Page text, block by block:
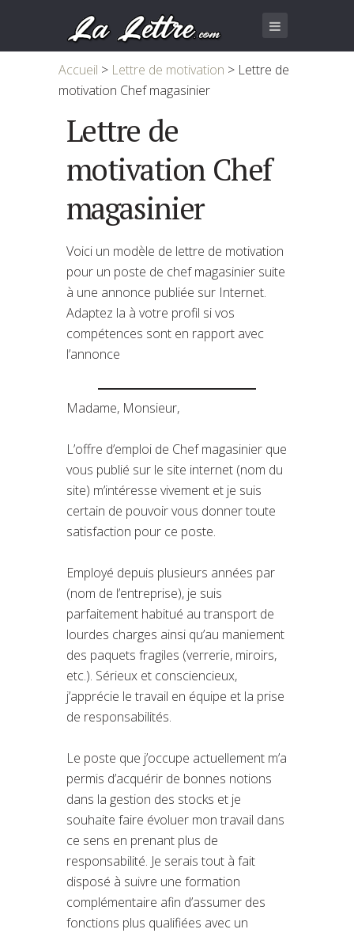
Accueil > Lettre de motivation > Lettre de
motivation Chef magasinier
Lettre de
motivation Chef
magasinier
Voici un modèle de lettre de motivation
pour un poste de chef magasinier suite
à une annonce publiée sur Internet.
Adaptez la à votre profil si vos
compétences sont en rapport avec
l’annonce
Madame, Monsieur,
L’offre d’emploi de Chef magasinier que
vous publié sur le site internet (nom du
site) m’intéresse vivement et je suis
certain de pouvoir vous donner toute
satisfaction pour ce poste.
Employé depuis plusieurs années par
(nom de l’entreprise), je suis
parfaitement habitué au transport de
lourdes charges ainsi qu’au maniement
des paquets fragiles (verrerie, miroirs,
etc.). Sérieux et consciencieux,
j’apprécie le travail en équipe et la prise
de responsabilités.
Le poste que j’occupe actuellement m’a
permis d’acquérir de bonnes notions
dans la gestion des stocks et je
souhaite faire évoluer mon travail dans
ce sens en prenant plus de
responsabilité. Je serais tout à fait
disposé à suivre une formation
complémentaire afin d’assumer des
fonctions plus qualifiées avec un